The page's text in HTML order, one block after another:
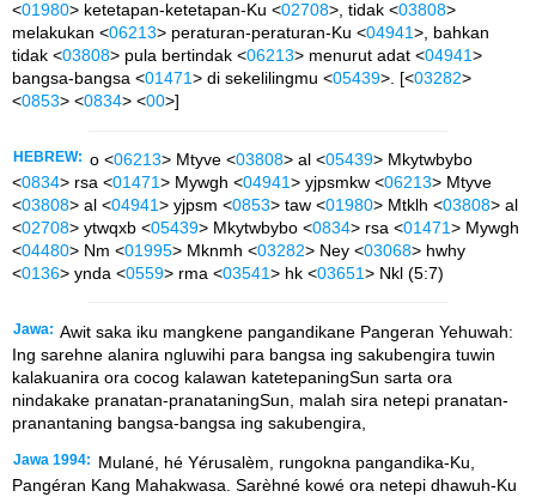
<01980> ketetapan-ketetapan-Ku <02708>, tidak <03808>
melakukan <06213> peraturan-peraturan-Ku <04941>, bahkan
tidak <03808> pula bertindak <06213> menurut adat <04941>
bangsa-bangsa <01471> di sekelilingmu <05439>. [<03282>
<0853> <0834> <00>]
HEBREW: o <06213> Mtyve <03808> al <05439> Mkytwbybo
<0834> rsa <01471> Mywgh <04941> yjpsmkw <06213> Mtyve
<03808> al <04941> yjpsm <0853> taw <01980> Mtklh <03808> al
<02708> ytwqxb <05439> Mkytwbybo <0834> rsa <01471> Mywgh
<04480> Nm <01995> Mknmh <03282> Ney <03068> hwhy
<0136> ynda <0559> rma <03541> hk <03651> Nkl (5:7)
Jawa: Awit saka iku mangkene pangandikane Pangeran Yehuwah:
Ing sarehne alanira ngluwihi para bangsa ing sakubengira tuwin
kalakuanira ora cocog kalawan katetepaningSun sarta ora
nindakake pranatan-pranataningSun, malah sira netepi pranatan-
pranantaning bangsa-bangsa ing sakubengira,
Jawa 1994:
Mulané, hé Yérusalèm, rungokna pangandika-Ku,
Pangéran Kang Mahakwasa. Sarèhné kowé ora netepi dhawuh-Ku